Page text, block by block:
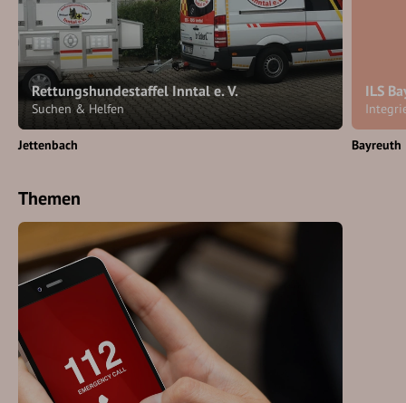
Rettungshundestaffel Inntal e. V.
Suchen & Helfen
Jettenbach
ILS
Bayreuth
Themen